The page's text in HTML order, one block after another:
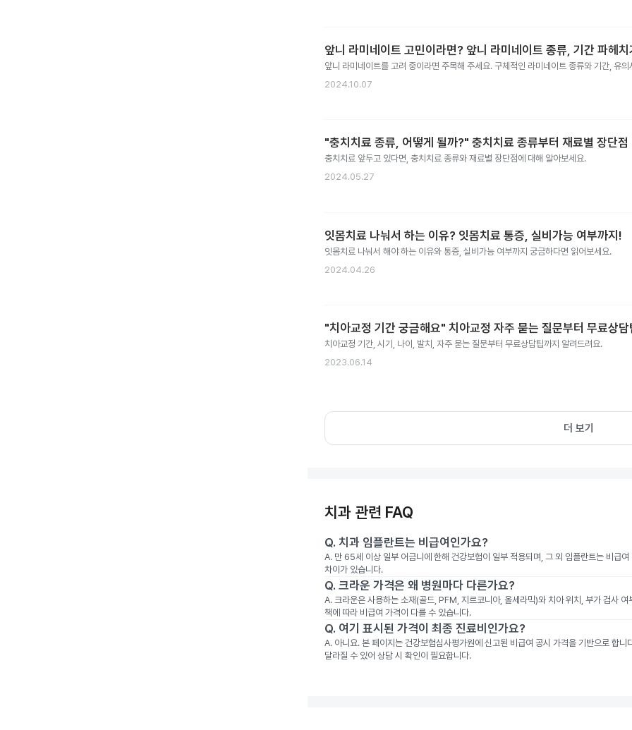
앞니 라미네이트 고민이라면? 앞니 라미네이트 종류, 기간 파헤치
앞니 라미네이트를 고려 중이라면 주목해 주세요. 구체적인 라미네이트 종류와 기간, 유
2024.10.07
"충치치료 종류, 어떻게 될까?" 충치치료 종류부터 재료별 장단점
충치치료 앞두고 있다면, 충치치료 종류와 재료별 장단점에 대해 알아보세요.
2024.05.27
잇몸치료 나눠서 하는 이유? 잇몸치료 통증, 실비가능 여부까지!
잇몸치료 나눠서 해야 하는 이유와 통증, 실비가능 여부까지 궁금하다면 읽어보세요.
2024.04.26
"치아교정 기간 궁금해요" 치아교정 자주 묻는 질문부터 무료상담
치아교정 기간, 시기, 나이, 발치, 자주 묻는 질문부터 무료상담팁까지 알려드려요.
2023.06.14
더 보기
치과 관련 FAQ
Q. 치과 임플란트는 비급여인가요?
A. 만 65세 이상 일부 어금니에 한해 건강보험이 일부 적용되며, 그 외 임플란트는 비급
차이가 있습니다.
Q. 크라운 가격은 왜 병원마다 다른가요?
A. 크라운은 사용하는 소재(골드, PFM, 지르코니아, 올세라믹)와 치아 위치, 부가 검사
책에 따라 비급여 가격이 다를 수 있습니다.
Q. 여기 표시된 가격이 최종 진료비인가요?
A. 아니요. 본 페이지는 건강보험심사평가원에 신고된 비급여 공시 가격을 기반으로 합
달라질 수 있어 상담 시 확인이 필요합니다.